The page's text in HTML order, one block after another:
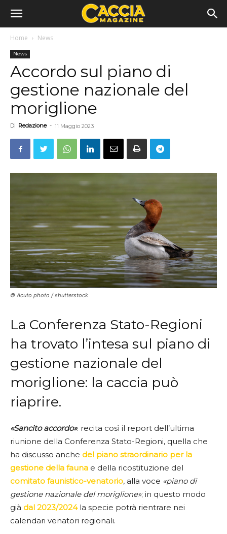
Home News
News
Accordo sul piano di
gestione nazionale del
moriglione
Di Redazione - 11 Maggio 2023
© Acuto photo / shutterstock
La Conferenza Stato-Regioni
ha trovato l’intesa sul piano di
gestione nazionale del
moriglione: la caccia può
riaprire.
«Sancito accordo»: recita così il report dell’ultima
riunione della Conferenza Stato-Regioni, quella che
ha discusso anche del piano straordinario per la
gestione della fauna e della ricostituzione del
comitato faunistico-venatorio, alla voce «piano di
gestione nazionale del moriglione»; in questo modo
già dal 2023/2024la specie potrà rientrare nei
calendari venatori regionali.